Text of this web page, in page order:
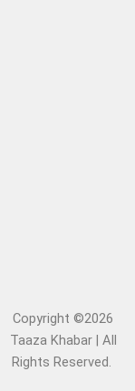
Copyright ©2026
Taaza Khabar | All
Rights Reserved.​